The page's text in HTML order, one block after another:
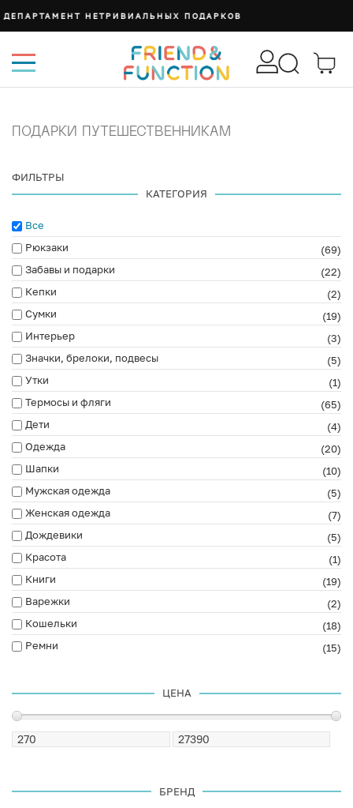
СУМКА ИЗИ
ПОДАРКИ ПУТЕШЕСТВЕННИКАМ
ФИЛЬТРЫ
КАТЕГОРИЯ
Все
Рюкзаки
(69)
Забавы и подарки
(22)
Кепки
(2)
Сумки
(19)
Интерьер
(3)
Значки, брелоки, подвесы
(5)
Утки
(1)
Термосы и фляги
(65)
Дети
(4)
Одежда
(20)
Шапки
(10)
Мужская одежда
(5)
Женская одежда
(7)
Дождевики
(5)
Красота
(1)
Книги
(19)
Варежки
(2)
Кошельки
(18)
Ремни
(15)
ЦЕНА
БРЕНД